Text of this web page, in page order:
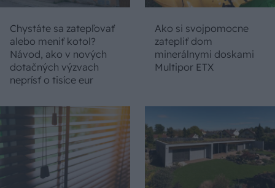
Chystáte sa zatepľovať
alebo meniť kotol?
Návod, ako v nových
dotačných výzvach
neprísť o tisíce eur
Ako si svojpomocne
zatepliť dom
minerálnymi doskami
Multipor ETX